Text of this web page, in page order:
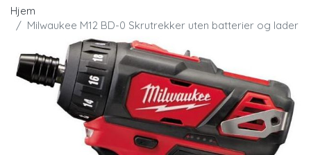
Hjem
Milwaukee M12 BD-0 Skrutrekker uten batterier og lader